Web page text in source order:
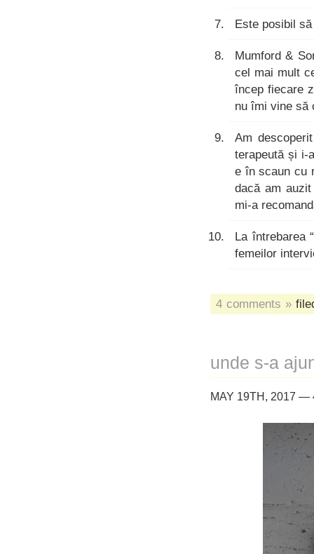
Este posibil
Mumford &
cel mai mult
încep fiecare
nu îmi vine să
Am
terapeută și i-
e în scaun cu
dacă am
mi-a
La întrebarea
femeilor
4 comments »
unde s-a
MAY 19TH, 2017 —